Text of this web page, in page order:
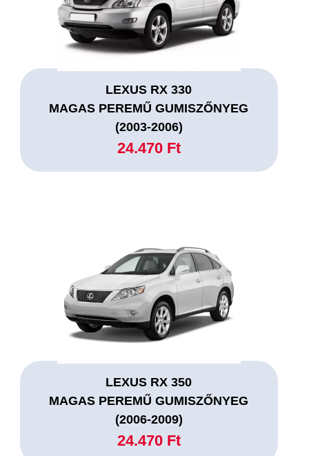
LEXUS RX 330
MAGAS PEREMŰ GUMISZŐNYEG
(2003-2006)
24.470 Ft
LEXUS RX 350
MAGAS PEREMŰ GUMISZŐNYEG
(2006-2009)
24.470 Ft